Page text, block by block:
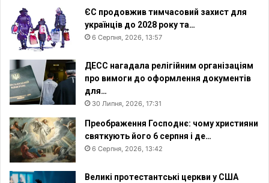
ЄС продовжив тимчасовий захист для
українців до 2028 року та…
6 Серпня, 2026, 13:57
ДЕСС нагадала релігійним організаціям
про вимоги до оформлення документів
для…
30 Липня, 2026, 17:31
Преображення Господнє: чому християни
святкують його 6 серпня і де…
6 Серпня, 2026, 13:42
Великі протестантські церкви у США